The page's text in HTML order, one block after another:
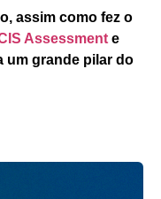
assim como fez o
Assessment e
um grande pilar do